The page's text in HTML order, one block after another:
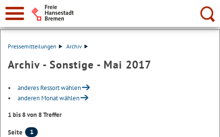
Suche:
Pressemitteilungen Archiv
Archiv - Sonstige - Mai 2017
anderes Ressort wählen
anderen Monat wählen
1 bis 8 von 8 Treffer
Seite
1